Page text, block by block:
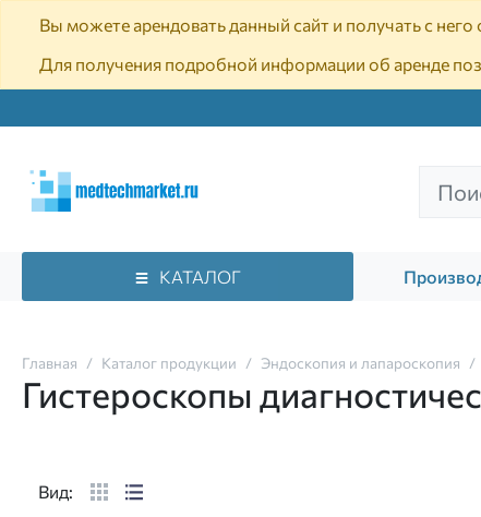
Вы можете арендовать данный сайт и получать с
Для получения подробной информации об аренде
КАТАЛОГ
Главная Каталог продукции Эндоскопия и лапароскопия
Гистероскопы
Вид: